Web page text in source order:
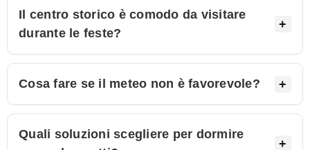
Il centro storico è comodo da visitare
durante le feste?
Cosa fare se il meteo non è favorevole?
Quali soluzioni scegliere per dormire